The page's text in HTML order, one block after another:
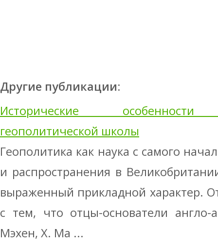
Другие публикации:
Исторические особенности
геополитической школы
Геополитика как наука с самого
и распространения в
выраженный прикладной характер.
с тем, что отцы-основатели
Мэхен, X. Ма ...